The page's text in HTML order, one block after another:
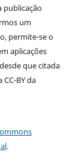
publicação
um
permite-se o
aplicações
que citada
BY da
.